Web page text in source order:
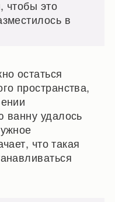
чтобы это
в
остаться
пространства,
ванну удалось
что такая